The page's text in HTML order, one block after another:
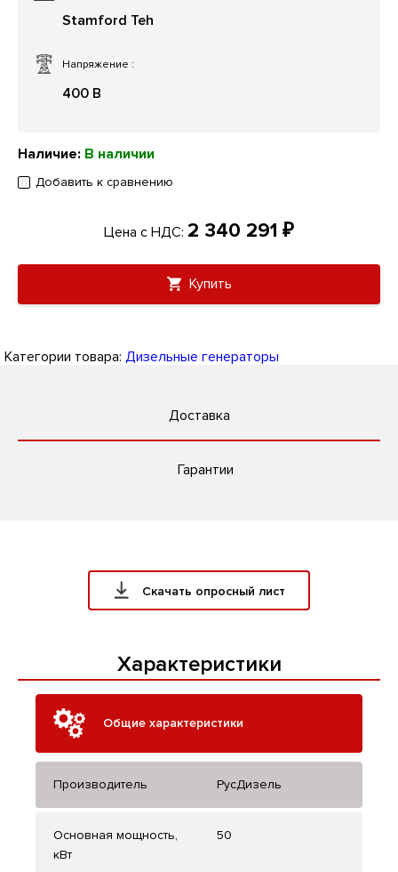
Напряжение :
400 В
Stamford Teh
Наличие: В наличии
Добавить к сравнению
Цена с НДС: 2 340 291 ₽
Купить
Категории товара: Дизельные генераторы
Доставка
Гарантии
Скачать опросный лист
Характеристики
Общие характеристики
Производитель РусДизель
Основная мощность,
кВт
50